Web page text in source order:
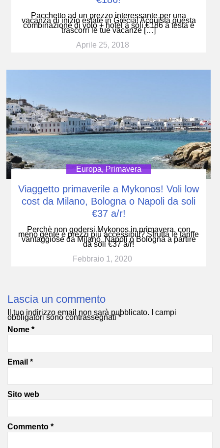
Pacchetto ad un prezzo interessante per una
vacanza di inizio estate in Grecia! Acquista questa
combinazione di volo + hotel a soli €186 a testa e
trascorri le tue vacanze […]
Aprile 25, 2018
Europa, Primavera
Viaggetto primaverile a Mykonos! Voli low
cost da Milano, Bologna o Napoli da soli
€37 a/r!
Perchè non godersi Mykonos in primavera, con
meno gente e prezzi più accessibili? Sfrutta le tariffe
vantaggiose da Milano, Napoli o Bologna a partire
da soli €37 a/r!
Febbraio 1, 2020
Lascia un commento
Il tuo indirizzo email non sarà pubblicato. I campi
obbligatori sono contrassegnati*
Nome *
Email *
Sito web
Commento *